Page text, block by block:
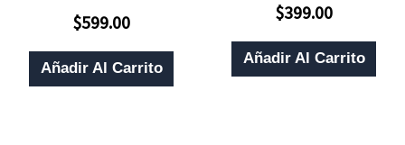
Valorado
0
De
5
$599.00
Añadir Al Carrito
Valorado
0
De
5
$399.00
Añadir Al Carrito